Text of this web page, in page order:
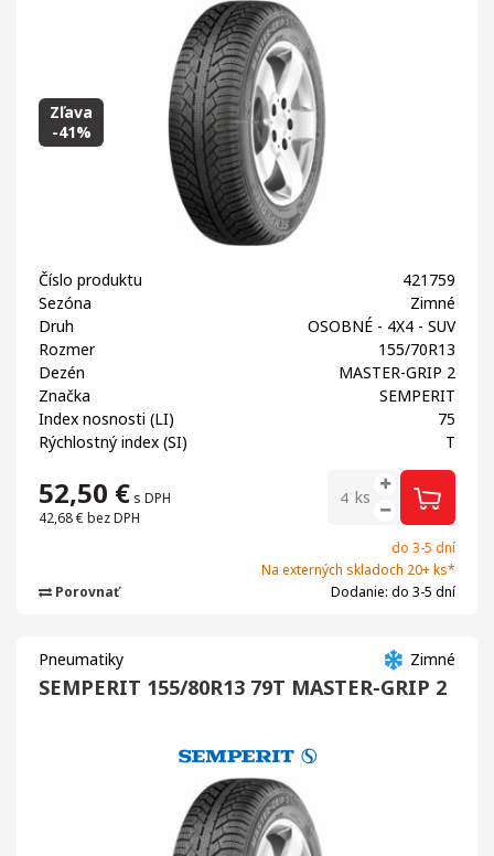
Zľava
-41%
Číslo produktu
421759
Sezóna
Zimné
Druh
OSOBNÉ - 4X4 - SUV
Rozmer
155/70R13
Dezén
MASTER-GRIP 2
Značka
SEMPERIT
Index nosnosti (LI)
75
Rýchlostný index (SI)
T
52,50 € s DPH
42,68 € bez DPH
ks
do 3-5 dní
Na externých skladoch 20+ ks*
Dodanie: do 3-5 dní
Porovnať
Zimné
Pneumatiky
SEMPERIT 155/80R13 79T MASTER-GRIP 2